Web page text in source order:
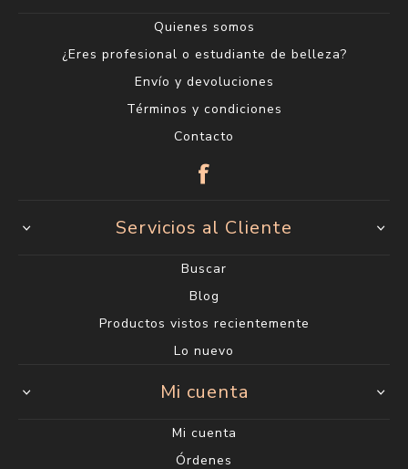
Quienes somos
¿Eres profesional o estudiante de belleza?
Envío y devoluciones
Términos y condiciones
Contacto
Servicios al Cliente
Buscar
Blog
Productos vistos recientemente
Lo nuevo
Mi cuenta
Mi cuenta
Órdenes